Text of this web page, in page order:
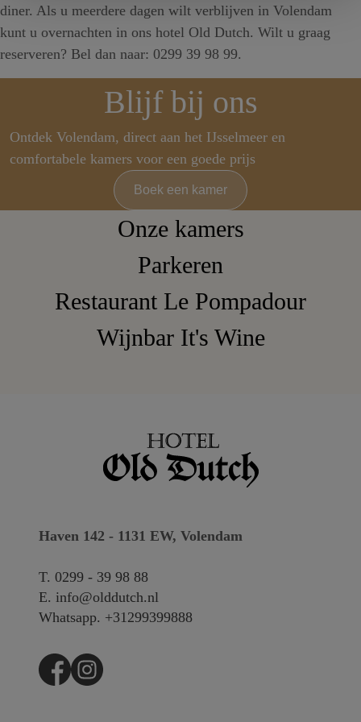
diner. Als u meerdere dagen wilt verblijven in Volendam
kunt u overnachten in ons hotel Old Dutch. Wilt u graag
reserveren? Bel dan naar: 0299 39 98 99.
Onze kamers
Parkeren
Restaurant Le Pompadour
Wijnbar It's Wine
Haven 142 - 1131 EW, Volendam
T. 0299 - 39 98 88
E. info@olddutch.nl
Whatsapp. +31299399888
Blijf bij ons
Ontdek Volendam, direct aan het IJsselmeer en
comfortabele kamers voor een goede prijs
Boek een kamer